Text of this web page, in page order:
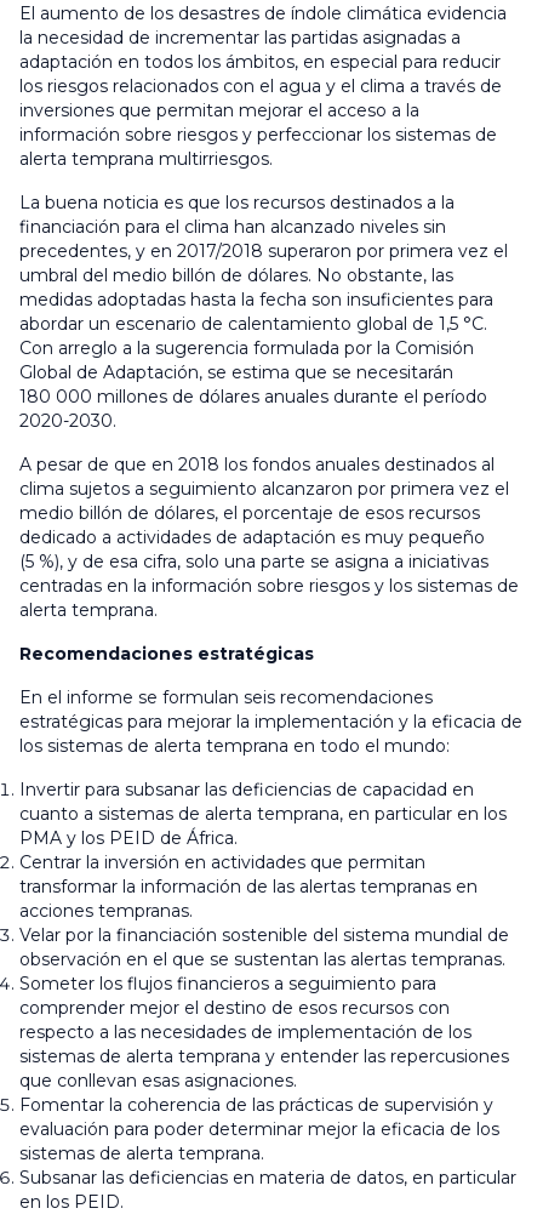
El aumento de los desastres de índole climática evidencia
la necesidad de incrementar las partidas asignadas a
adaptación en todos los ámbitos, en especial para reducir
los riesgos relacionados con el agua y el clima a través de
inversiones que permitan mejorar el acceso a la
información sobre riesgos y perfeccionar los sistemas de
alerta temprana multirriesgos.
La buena noticia es que los recursos destinados a la
financiación para el clima han alcanzado niveles sin
precedentes, y en 2017/2018 superaron por primera vez el
umbral del medio billón de dólares. No obstante, las
medidas adoptadas hasta la fecha son insuficientes para
abordar un escenario de calentamiento global de 1,5 °C.
Con arreglo a la sugerencia formulada por la Comisión
Global de Adaptación, se estima que se necesitarán
180 000 millones de dólares anuales durante el período
2020-2030.
A pesar de que en 2018 los fondos anuales destinados al
clima sujetos a seguimiento alcanzaron por primera vez el
medio billón de dólares, el porcentaje de esos recursos
dedicado a actividades de adaptación es muy pequeño
(5 %), y de esa cifra, solo una parte se asigna a iniciativas
centradas en la información sobre riesgos y los sistemas de
alerta temprana.
Recomendaciones estratégicas
En el informe se formulan seis recomendaciones
estratégicas para mejorar la implementación y la eficacia de
los sistemas de alerta temprana en todo el mundo:
Invertir para subsanar las deficiencias de capacidad en
cuanto a sistemas de alerta temprana, en particular en los
PMA y los PEID de África.
Centrar la inversión en actividades que permitan
transformar la información de las alertas tempranas en
acciones tempranas.
Velar por la financiación sostenible del sistema mundial de
observación en el que se sustentan las alertas tempranas.
Someter los flujos financieros a seguimiento para
comprender mejor el destino de esos recursos con
respecto a las necesidades de implementación de los
sistemas de alerta temprana y entender las repercusiones
que conllevan esas asignaciones.
Fomentar la coherencia de las prácticas de supervisión y
evaluación para poder determinar mejor la eficacia de los
sistemas de alerta temprana.
Subsanar las deficiencias en materia de datos, en particular
en los PEID.